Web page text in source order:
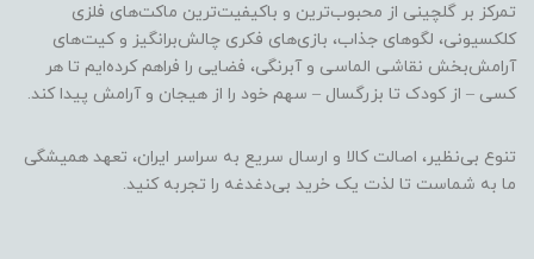
تمرکز بر گلچینی از محبوب‌ترین و باکیفیت‌ترین ماکت‌های فلزی
کلکسیونی، لگوهای جذاب، بازی‌های فکری چالش‌برانگیز و کیت‌های
آرامش‌بخش نقاشی الماسی و آبرنگی، فضایی را فراهم کرده‌ایم تا هر
کسی – از کودک تا بزرگسال – سهم خود را از هیجان و آرامش پیدا کند.
تنوع بی‌نظیر، اصالت کالا و ارسال سریع به سراسر ایران، تعهد همیشگی
ما به شماست تا لذت یک خرید بی‌دغدغه را تجربه کنید.